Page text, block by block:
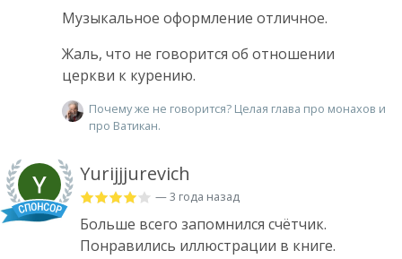
Музыкальное оформление отличное.
Жаль, что не говорится об отношении
церкви к курению.
Почему же не говорится? Целая глава про монахов и
про Ватикан.
Yurijjjurevich
— 3 года назад
Больше всего запомнился счётчик.
Понравились иллюстрации в книге.